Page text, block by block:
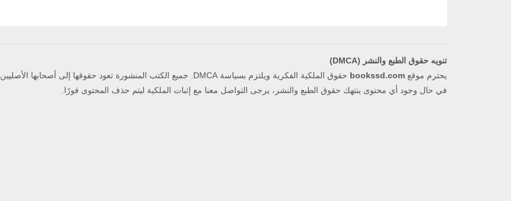
تنويه حقوق الطبع والنشر (DMCA)
يحترم موقع bookssd.com
حقوق الملكية الفكرية ويلتزم بسياسة DMCA. جميع الكتب المنشورة تعود حقوقها إلى أصحابها الأصليين.
في حال وجود أي محتوى ينتهك حقوق الطبع والنشر، يرجى التواصل معنا مع إثبات الملكية ليتم حذف المحتوى فورًا.